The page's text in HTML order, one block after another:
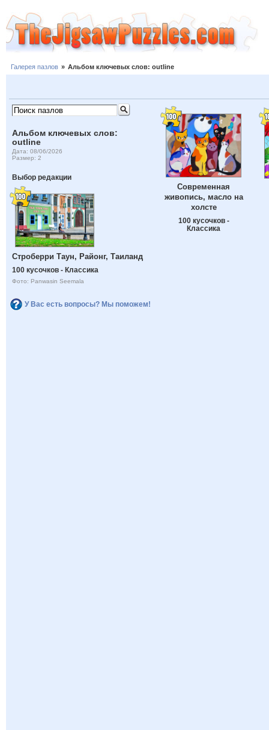
Галерея пазлов » Альбом ключевых слов: outline
Альбом ключевых слов:
outline
Дата: 08/06/2026
Размер: 2
Выбор редакции
Строберри Таун, Районг, Таиланд
100 кусочков - Классика
Фото: Panwasin Seemala
У Вас есть вопросы? Мы поможем!
Современная
живопись, масло на
холсте
100 кусочков -
Классика